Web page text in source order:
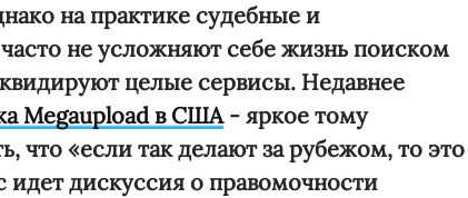
на практике судебные и
не усложняют себе жизнь поиском
целые сервисы. Недавнее
Megaupload в США- яркое тому
что «если так делают за рубежом, то это
дискуссия о правомочности